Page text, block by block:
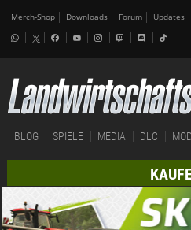
Merch-Shop Downloads Forum Updates
BLOG SPIELE MEDIA DLC